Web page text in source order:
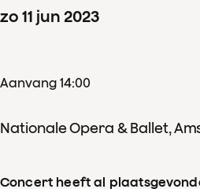
zo 11 jun 2023
Aanvang 14:00
Nationale Opera & Ballet,
Concert heeft al